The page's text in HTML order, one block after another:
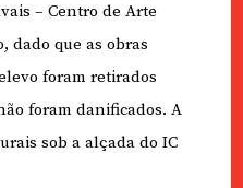
– Centro de Arte
dado que as obras
foram retirados
foram danificados. A
sob a alçada do IC